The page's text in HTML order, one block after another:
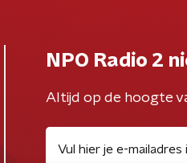
NPO Radio 2
Altijd op de hoogte